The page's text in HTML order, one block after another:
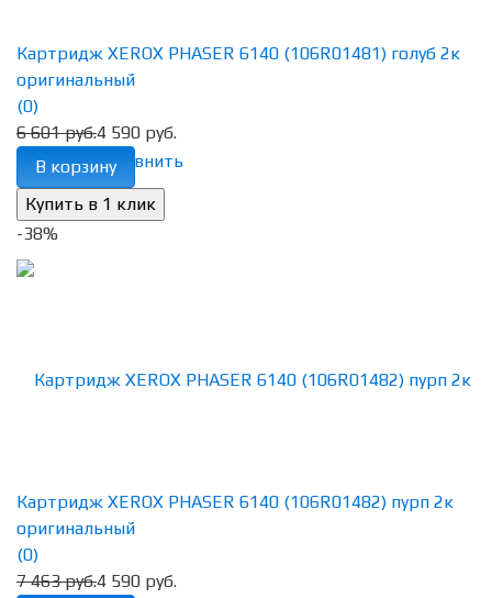
избранное сравнить
Картридж XEROX PHASER 6140 (106R01481) голуб 2к
оригинальный
(0)
6 601 руб.4 590 руб.
В корзину
-38%
Картридж XEROX PHASER 6140 (106R01482) пурп 2к
оригинальный
(0)
7 463 руб.4 590 руб.